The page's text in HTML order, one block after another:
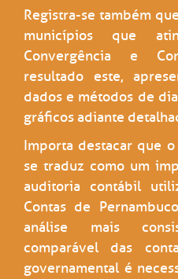
Registra-se também
municípios que
Convergência e
resultado este,
dados e métodos de
gráficos adiante
Importa destacar que o
se traduz como um
auditoria contábil
Contas de
análise mais
comparável das
governamental é